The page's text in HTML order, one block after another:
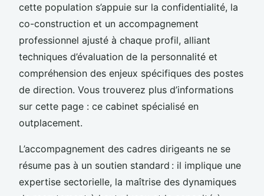
cette population s’appuie sur la confidentialité, la
co-construction et un accompagnement
professionnel ajusté à chaque profil, alliant
techniques d’évaluation de la personnalité et
compréhension des enjeux spécifiques des postes
de direction. Vous trouverez plus d’informations
sur cette page : ce cabinet spécialisé en
outplacement.
L’accompagnement des cadres dirigeants ne se
résume pas à un soutien standard : il implique une
expertise sectorielle, la maîtrise des dynamiques